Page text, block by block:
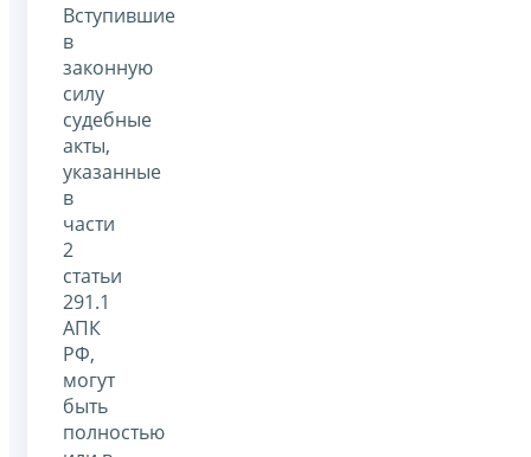
Вступившие
в
законную
силу
судебные
акты,
указанные
в
части
2
статьи
291.1
АПК
РФ,
могут
быть
полностью